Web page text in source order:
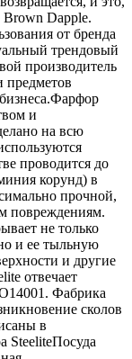
Brown Dapple.
от бренда
трендовый
производитель
предметов
и
на всю
проводится до
корунд) в
прочной,
повреждениям.
не только
и ее тыльную
и другие
отвечает
Фабрика
сколов
в
SteeliteПосуда